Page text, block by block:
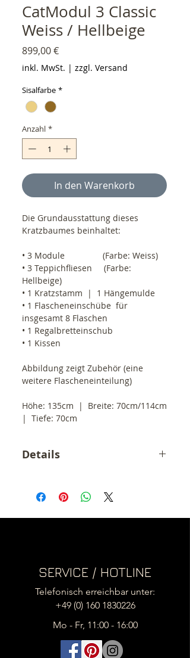
CatModul 3 Classic
Weiss / Hellbeige
899,00 €Preis
inkl. MwSt. | zzgl. Versand
Sisalfarbe *
Anzahl *
In den Warenkorb
Die Grundausstattung dieses
Kratzbaumes beinhaltet:
• 3 Module                (Farbe: Weiss)
• 3 Teppichfliesen     (Farbe:
Hellbeige)
• 1 Kratzstamm  |  1 Hängemulde
• 1 Flascheneinschübe  für
insgesamt 8 Flaschen
• 1 Regalbretteinschub
• 1 Kissen
Abbildung zeigt Zubehör (eine
weitere Flascheneinteilung)
Höhe: 135cm  |  Breite: 70cm/114cm
|  Tiefe: 70cm
Details
Endpreis inkl. 19% MwSt.
zzgl. Versandkosten (55,- €)
SERVICE / HOTLINE
Telefonisch erreichbar unter:
+49 (0) 160 1830226
Mo - Fr, 11:00 - 16:00